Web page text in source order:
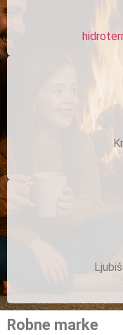
Robne marke